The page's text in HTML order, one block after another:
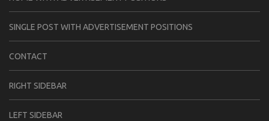
SINGLE POST WITH ADVERTISEMENT POSITIONS
CONTACT
RIGHT SIDEBAR
LEFT SIDEBAR